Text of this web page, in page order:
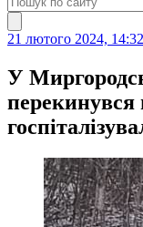
21 лютого 2024, 14:32
У
перекинувся